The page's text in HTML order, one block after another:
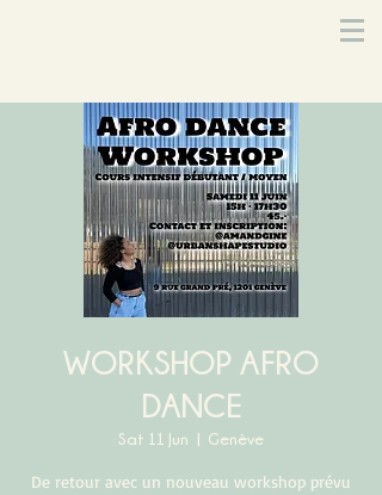
WORKSHOP AFRO
DANCE
Sat 11 Jun
  |
Genève
De retour avec un nouveau workshop prévu